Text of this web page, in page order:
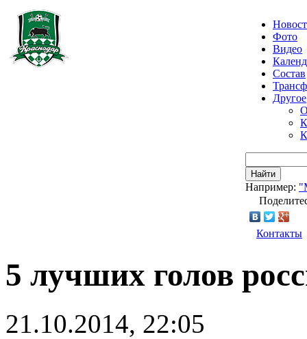
Фото
Видео
Состав
Другое
Найти
Например:
Контакты
5 лучших голов
21.10.2014, 22:05